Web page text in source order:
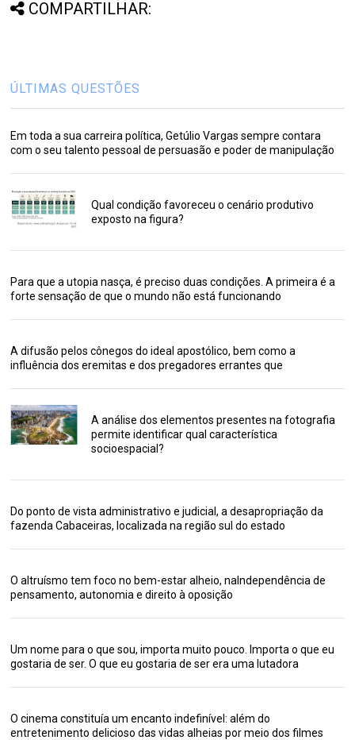
COMPARTILHAR:
ÚLTIMAS QUESTÕES
Em toda a sua carreira política, Getúlio Vargas sempre contara
com o seu talento pessoal de persuasão e poder de manipulação
Qual condição favoreceu o cenário produtivo
exposto na figura?
Para que a utopia nasça, é preciso duas condições. A primeira é a
forte sensação de que o mundo não está funcionando
A difusão pelos cônegos do ideal apostólico, bem como a
influência dos eremitas e dos pregadores errantes que
A análise dos elementos presentes na fotografia
permite identificar qual característica
socioespacial?
Do ponto de vista administrativo e judicial, a desapropriação da
fazenda Cabaceiras, localizada na região sul do estado
O altruísmo tem foco no bem-estar alheio, naIndependência de
pensamento, autonomia e direito à oposição
Um nome para o que sou, importa muito pouco. Importa o que eu
gostaria de ser. O que eu gostaria de ser era uma lutadora
O cinema constituía um encanto indefinível: além do
entretenimento delicioso das vidas alheias por meio dos filmes